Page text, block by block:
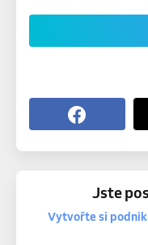
Jste
Vytvořte si